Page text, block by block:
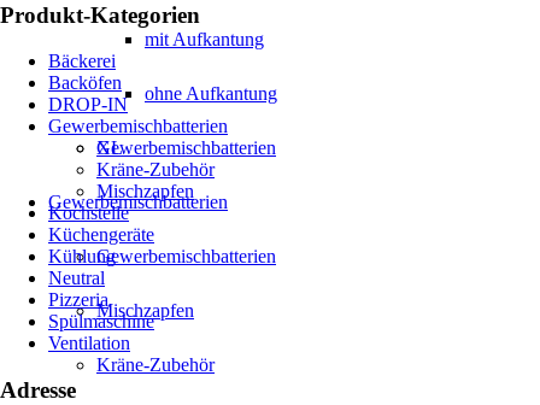
mit Aufkantung
ohne Aufkantung
XL
Gewerbemischbatterien
Gewerbemischbatterien
Mischzapfen
Kräne-Zubehör
Produkt-Kategorien
Bäckerei
Backöfen
DROP-IN
Gewerbemischbatterien
Gewerbemischbatterien
Kräne-Zubehör
Mischzapfen
Kochstelle
Küchengeräte
Kühlung
Neutral
Pizzeria
Spülmaschine
Ventilation
Adresse